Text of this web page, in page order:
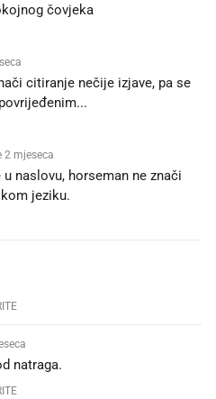
čovjeka
citiranje nečije izjave, pa se
2 mjeseca
naslovu, horseman ne znači
jeziku.
natraga.